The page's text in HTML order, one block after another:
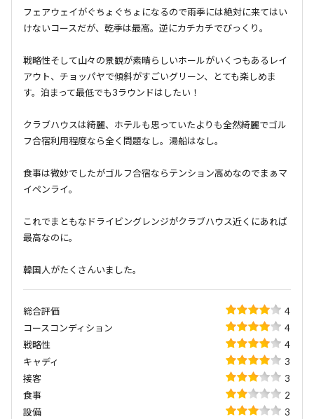
フェアウェイがぐちょぐちょになるので雨季には絶対に来てはい
けないコースだが、乾季は最高。逆にカチカチでびっくり。
戦略性そして山々の景観が素晴らしいホールがいくつもあるレイ
アウト、チョッパヤで傾斜がすごいグリーン、とても楽しめま
す。泊まって最低でも3ラウンドはしたい！
クラブハウスは綺麗、ホテルも思っていたよりも全然綺麗でゴル
フ合宿利用程度なら全く問題なし。湯船はなし。
食事は微妙でしたがゴルフ合宿ならテンション高めなのでまぁマ
イペンライ。
これでまともなドライビングレンジがクラブハウス近くにあれば
最高なのに。
韓国人がたくさんいました。
総合評価
4
コースコンディション
4
戦略性
4
キャディ
3
接客
3
食事
2
設備
3